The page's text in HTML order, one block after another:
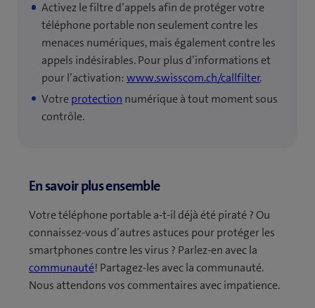
Activez le filtre d’appels afin de protéger votre
téléphone portable non seulement contre les
menaces numériques, mais également contre les
appels indésirables. Pour plus d’informations et
pour l’activation:www.swisscom.ch/callfilter.
Votreprotection numérique à tout moment sous
contrôle.
En savoir plus ensemble
Votre téléphone portable a-t-il déjà été piraté ? Ou
connaissez-vous d’autres astuces pour protéger les
smartphones contre les virus ? Parlez-en avec la
communauté! Partagez-les avec la communauté.
Nous attendons vos commentaires avec impatience.